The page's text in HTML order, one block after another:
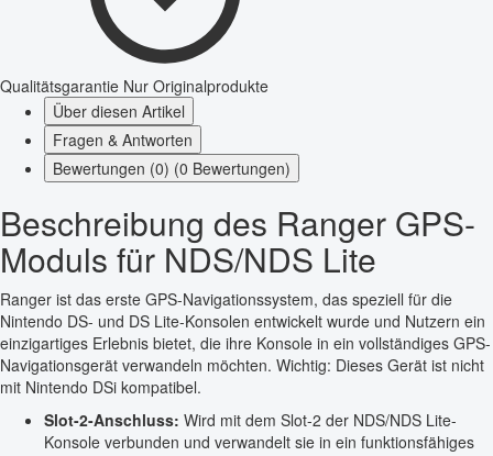
Qualitätsgarantie Nur Originalprodukte
Über diesen Artikel
Fragen & Antworten
Bewertungen (0) (0 Bewertungen)
Beschreibung des Ranger GPS-
Moduls für NDS/NDS Lite
Ranger ist das erste GPS-Navigationssystem, das speziell für die
Nintendo DS- und DS Lite-Konsolen entwickelt wurde und Nutzern ein
einzigartiges Erlebnis bietet, die ihre Konsole in ein vollständiges GPS-
Navigationsgerät verwandeln möchten. Wichtig: Dieses Gerät ist nicht
mit Nintendo DSi kompatibel.
Slot-2-Anschluss: Wird mit dem Slot-2 der NDS/NDS Lite-
Konsole verbunden und verwandelt sie in ein funktionsfähiges